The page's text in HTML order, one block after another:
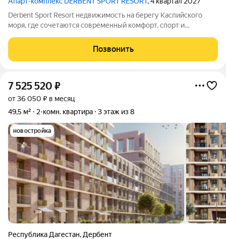
Derbent Sport Resort недвижимость на берегу Каспийского
моря, где сочетаются современный комфорт, спорт и
учитывают все потребности современных
Позвонить
7 525 520 ₽
от 36 050 ₽ в месяц
49,5 м²
2-комн. квартира 3 этаж из 8
новостройка
Республика Дагестан, Дербент